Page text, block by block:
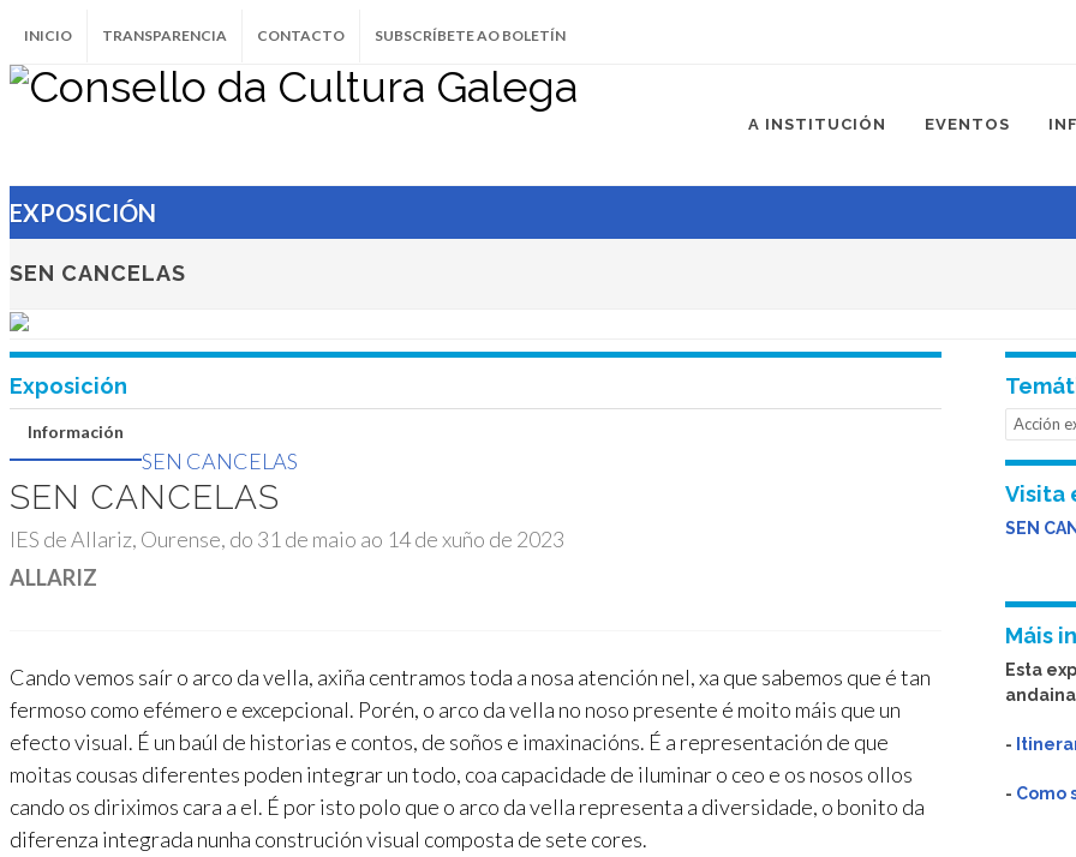
INICIO TRANSPARENCIA CONTACTO SUBSCRÍBETE AO BOLETÍN
A INSTITUCIÓN EVENTOS
EXPOSICIÓN
SEN CANCELAS
SEN CANCELAS
2023
Exposición
Información
SEN CANCELAS
SEN CANCELAS
IES de Allariz, Ourense, do 31 de maio ao 14 de xuño de 2023
ALLARIZ
Cando vemos saír o arco da vella, axiña centramos toda a nosa atención nel, xa que sabemos que é tan
fermoso como efémero e excepcional. Porén, o arco da vella no noso presente é moito máis que un
efecto visual. É un baúl de historias e contos, de soños e imaxinacións. É a representación de que
moitas cousas diferentes poden integrar un todo, coa capacidade de iluminar o ceo e os nosos ollos
cando os diriximos cara a el. É por isto polo que o arco da vella representa a diversidade, o bonito da
diferenza integrada nunha construción visual composta de sete cores.
Acción
Visita
SEN
Máis
Esta
-
- Como